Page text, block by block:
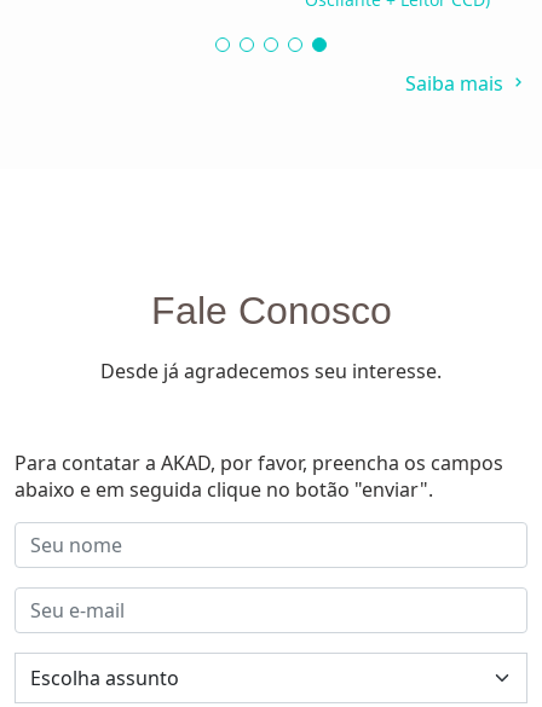
Saiba mais
Fale Conosco
Desde já agradecemos seu interesse.
Para contatar a AKAD, por favor, preencha os campos
abaixo e em seguida clique no botão "enviar".